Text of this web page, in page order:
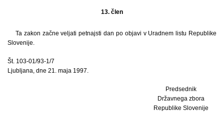
13. člen
Ta zakon začne veljati petnajsti dan po objavi v Uradnem listu Republike
Slovenije.
Št. 103-01/93-1/7
Ljubljana, dne 21. maja 1997.
Predsednik
Državnega zbora
Republike Slovenije